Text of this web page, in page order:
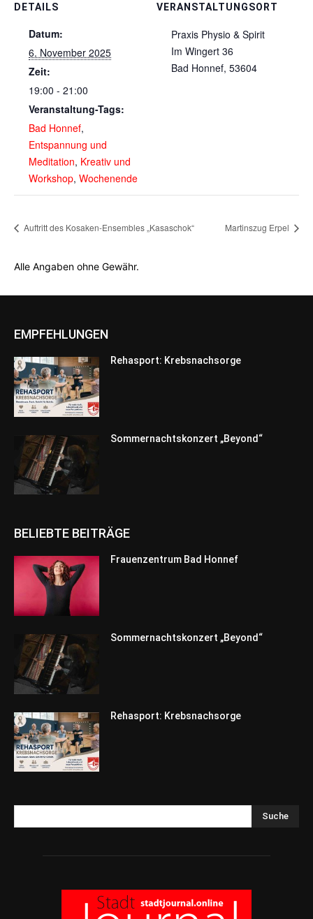
DETAILS
Datum:
6. November 2025
Zeit:
19:00 - 21:00
Veranstaltung-Tags:
Bad Honnef,
Entspannung und
Meditation, Kreativ und
Workshop, Wochenende
VERANSTALTUNGSORT
Praxis Physio & Spirit
Im Wingert 36
Bad Honnef, 53604
Auftritt des Kosaken-Ensembles „Kasaschok“ Martinszug Erpel
Alle Angaben ohne Gewähr.
EMPFEHLUNGEN
Rehasport: Krebsnachsorge
Sommernachtskonzert „Beyond“
BELIEBTE BEITRÄGE
Frauenzentrum Bad Honnef
Sommernachtskonzert „Beyond“
Rehasport: Krebsnachsorge
Suche